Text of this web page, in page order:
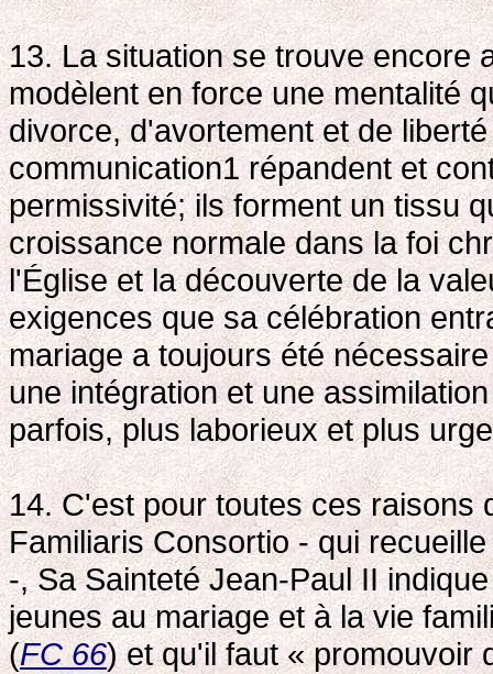
13. La situation se trouve encore
modèlent en force une mentalité
divorce, d'avortement et de
communication1 répandent et
permissivité; ils forment un tissu
croissance normale dans la foi
l'Église et la découverte de la
exigences que sa célébration
mariage a toujours été
une intégration et une
parfois, plus laborieux et plus
14. C'est pour toutes ces raisons
Familiaris Consortio - qui
-, Sa Sainteté Jean-Paul II
jeunes au mariage et à la vie
(FC 66) et qu'il faut « promouvoir